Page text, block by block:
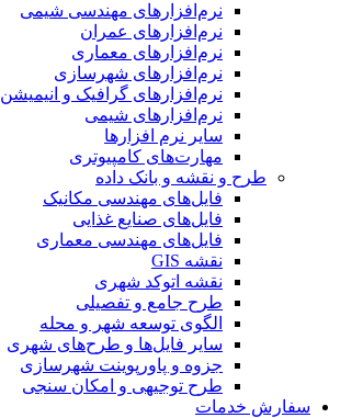
نرم‌افزارهای مهندسی شیمی
نرم‌افزارهای عمران
نرم‌افزارهای معماری
نرم‌افزارهای شهرسازی
نرم‌افزارهای گرافیک و انیمیشن
نرم‌افزارهای شیمی
سایر نرم افزارها
مهارت‌های کامپیوتری
طرح و نقشه و بانک داده
فایل‌های مهندسی مکانیک
فایل‌های صنایع غذایی
فایل‌های مهندسی معماری
نقشه GIS
نقشه اتوکد شهری
طرح جامع و تفصیلی
الگوی توسعه شهر و محله
سایر فایل‌ها و طرح‌های شهری
جزوه و پاورپوینت شهرسازی
طرح توجیهی و امکان سنجی
سفارش خدمات